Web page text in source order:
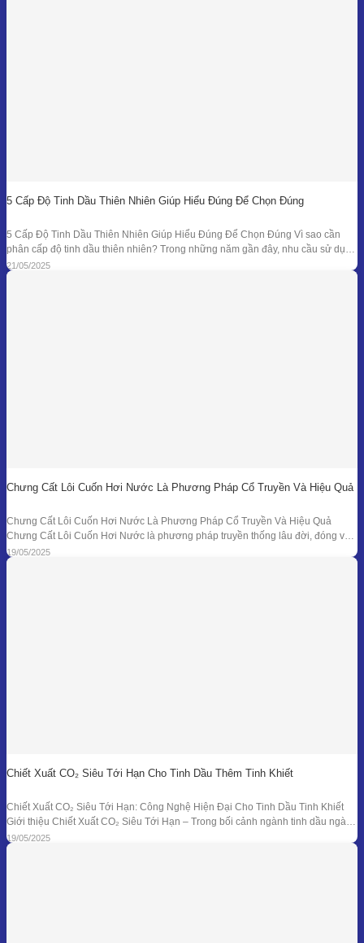
5 Cấp Độ Tinh Dầu Thiên Nhiên Giúp Hiểu Đúng Để Chọn Đúng
5 Cấp Độ Tinh Dầu Thiên Nhiên Giúp Hiểu Đúng Để Chọn Đúng Vì sao cần
phân cấp độ tinh dầu thiên nhiên? Trong những năm gần đây, nhu cầu sử dụng
tinh dầu thiên nhiên ngày càng gia tăng trong các lĩnh vực như chăm sóc sức
khỏe, mỹ phẩm, liệu pháp hương thơm,
21/05/2025
Chưng Cất Lôi Cuốn Hơi Nước Là Phương Pháp Cổ Truyền Và Hiệu Quả
Chưng Cất Lôi Cuốn Hơi Nước Là Phương Pháp Cổ Truyền Và Hiệu Quả
Chưng Cất Lôi Cuốn Hơi Nước là phương pháp truyền thống lâu đời, đóng vai
trò nền tảng trong ngành chiết xuất tinh dầu thiên nhiên. Từ những nồi đồng thủ
công ở các làng nghề cho đến hệ thống chưng
19/05/2025
Chiết Xuất CO₂ Siêu Tới Hạn Cho Tinh Dầu Thêm Tinh Khiết
Chiết Xuất CO₂ Siêu Tới Hạn: Công Nghệ Hiện Đại Cho Tinh Dầu Tinh Khiết
Giới thiệu Chiết Xuất CO₂ Siêu Tới Hạn – Trong bối cảnh ngành tinh dầu ngày
càng đồi hỏi cao về độ tinh khiết, tính an toàn và hiệu quả sinh học, phương
pháp chiết xuất bằng CO₂ siêu tới
19/05/2025